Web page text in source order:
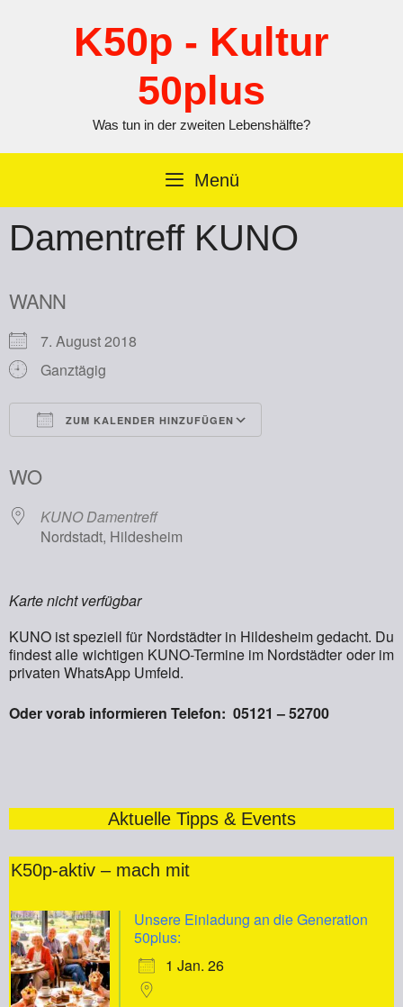
K50p - Kultur
50plus
Was tun in der zweiten Lebenshälfte?
Menü
Damentreff KUNO
WANN
7. August 2018
Ganztägig
ZUM KALENDER HINZUFÜGEN
WO
KUNO Damentreff
Nordstadt, Hildesheim
Karte nicht verfügbar
KUNO ist speziell für Nordstädter in Hildesheim gedacht. Du
findest alle wichtigen KUNO-Termine im Nordstädter oder im
privaten WhatsApp Umfeld.
Oder vorab informieren Telefon: 05121 – 52700
Aktuelle Tipps & Events
K50p-aktiv – mach mit
Unsere Einladung an die Generation
50plus:
1 Jan. 26